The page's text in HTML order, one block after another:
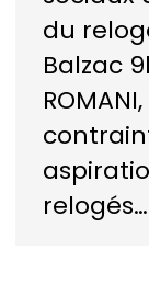
du
Balzac
relogés…